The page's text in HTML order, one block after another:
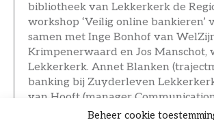
Beheer cookie
bibliotheek van Lekkerkerk de
workshop ‘Veilig online bankieren’
samen met Inge Bonhof van
Krimpenerwaard en Jos Manschot,
Lekkerkerk. Annet Blanken
banking bij Zuyderleven
van Hooft (manager
Marketing bij Zuyderleven)